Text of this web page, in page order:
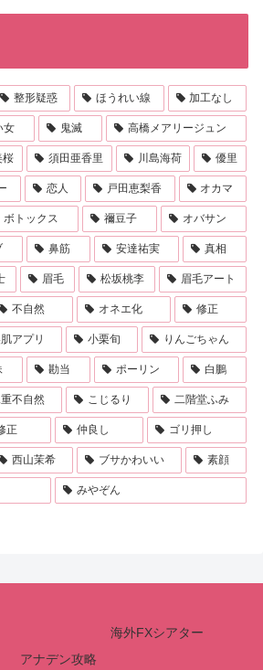
整形疑惑 ほうれい線 加工なし
女 鬼滅 高橋メアリージュン
桜 須田亜香里 川島海荷 優里
恋人 戸田恵梨香 オカマ
ボトックス 禰豆子 オバサン
鼻筋 安達祐実 真相
眉毛 松坂桃李 眉毛アート
不自然 オネエ化 修正
アプリ 小栗旬 りんごちゃん
勘当 ポーリン 白鵬
不自然 こじるり 二階堂ふみ
正 仲良し ゴリ押し
西山茉希 ブサかわいい 素顔
みやぞん
海外FXシアター
アナデン攻略